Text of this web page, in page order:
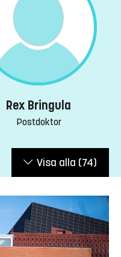
Rex Bringula
Postdoktor
Visa alla (74)